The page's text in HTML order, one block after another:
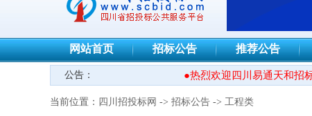
网站首页 招标公告 推荐公告
公告： ●热烈欢迎四川易通天和招标
当前位置： 四川招投标网 -> 招标公告 -> 工程类